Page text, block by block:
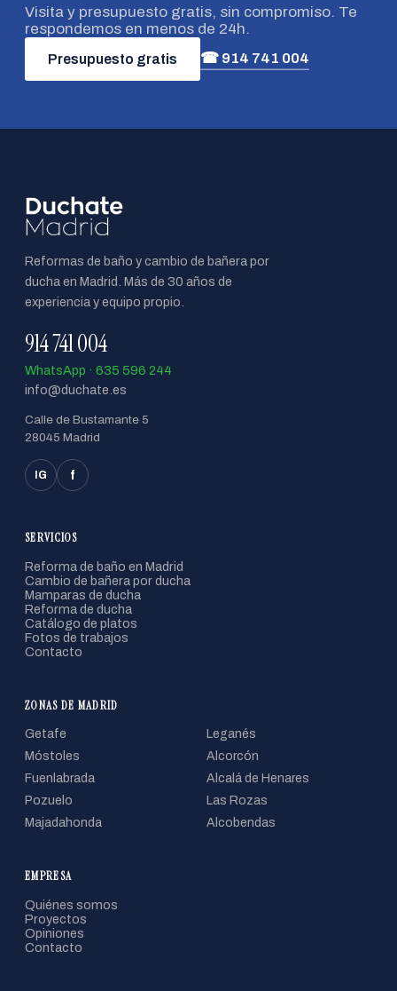
Visita y presupuesto gratis, sin compromiso. Te
respondemos en menos de 24h.
Presupuesto gratis ☎ 914 741 004
Reformas de baño y cambio de bañera por
ducha en Madrid. Más de 30 años de
experiencia y equipo propio.
914 741 004
WhatsApp · 635 596 244
info@duchate.es
Calle de Bustamante 5
28045 Madrid
IG f
SERVICIOS
Reforma de baño en Madrid
Cambio de bañera por ducha
Mamparas de ducha
Reforma de ducha
Catálogo de platos
Fotos de trabajos
Contacto
ZONAS DE MADRID
Getafe
Leganés
Móstoles
Alcorcón
Fuenlabrada
Alcalá de Henares
Pozuelo
Las Rozas
Majadahonda
Alcobendas
EMPRESA
Quiénes somos
Proyectos
Opiniones
Contacto